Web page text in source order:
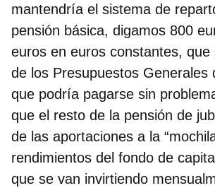
mantendría el sistema de
pensión básica, digamos 800
euros en euros constantes,
de los Presupuestos Generales
que podría pagarse sin
que el resto de la pensión de
de las aportaciones a la
rendimientos del fondo de
que se van invirtiendo